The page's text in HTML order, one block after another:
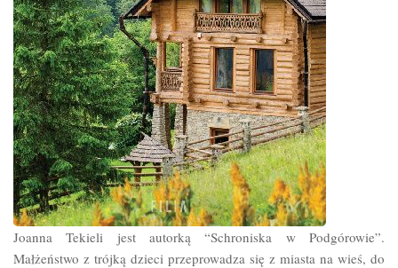
Joanna Tekieli jest autorką “Schroniska w Podgórowie”.
Małżeństwo z trójką dzieci przeprowadza się z miasta na wieś, do